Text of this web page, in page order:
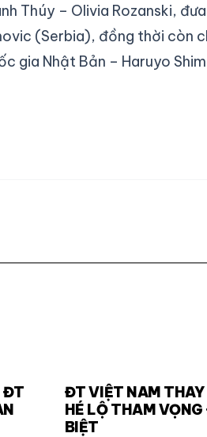
Thúy – Olivia Rozanski,
(Serbia), đồng thời còn
gia Nhật Bản – Haruyo
ĐT
ĐT VIỆT NAM
HÉ LỘ THAM
BIỆT